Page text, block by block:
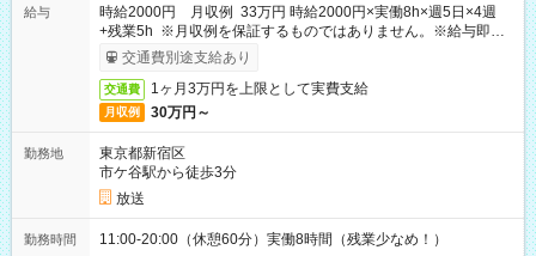
給与
時給2000円 月収例 33万円 時給2000円×実働8h×週5日×4週
+残業5h ※月収例を保証するものではありません。※給与即受
取りサービス利用可（利用条件有）
交通費別途支給あり
交通費 1ヶ月3万円を上限として実費支給
月収例 30万円～
勤務地
東京都新宿区
市ケ谷駅から徒歩3分
放送
勤務時間 11:00-20:00（休憩60分）実働8時間（残業少なめ！）